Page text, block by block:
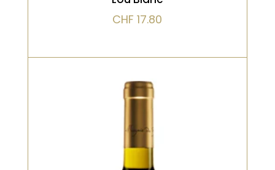
CHF 17.80
Blanc, Vieilli en fût de chêne